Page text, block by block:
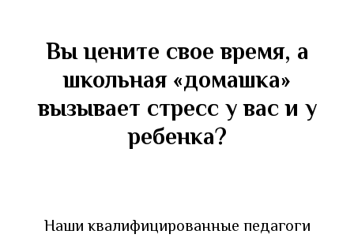
Вы цените свое время, а
школьная «домашка»
вызывает стресс у вас и у
ребенка?
Наши квалифицированные педагоги